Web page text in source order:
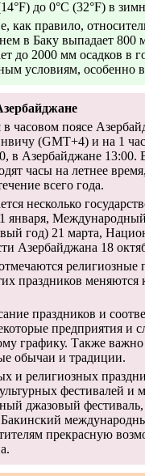
до 0°C (32°F) в
как правило,
в Баку выпадает 800
до 2000 мм осадков в
условиям, особенно
часовом поясе
(GMT+4) и на 1
в Азербайджане 13:00.
часы на летнее
всего года.
несколько
января,
год) 21 марта,
Азербайджана 18
религиозные
праздников меняются
праздников и
предприятия и
графику. Также
обычаи и традиции.
и религиозных
фестивалей и
джазовый фестиваль,
Бакинский
прекрасную